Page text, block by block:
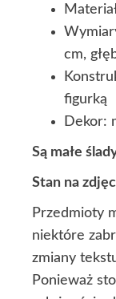
cm,
figurką
Dekor:
Są małe
Stan na
Przedmioty
niektóre
zmiany
Ponieważ